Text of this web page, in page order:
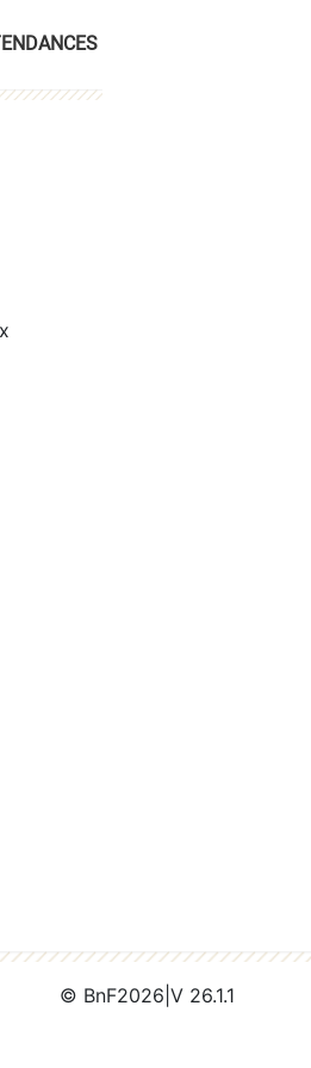
© BnF2026 V 26.1.1